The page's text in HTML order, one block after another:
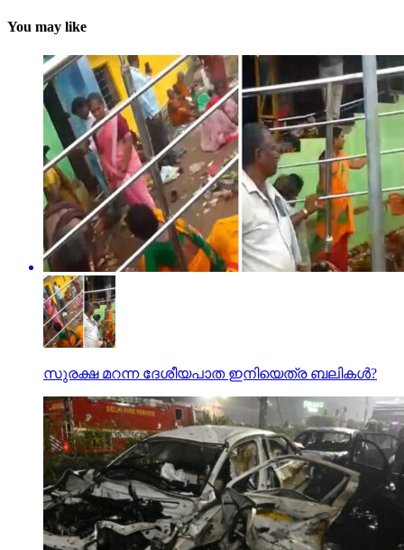
You may like
സുരക്ഷ മറന്ന ദേശീയപാത ഇനിയെത്ര ബലികള്‍?